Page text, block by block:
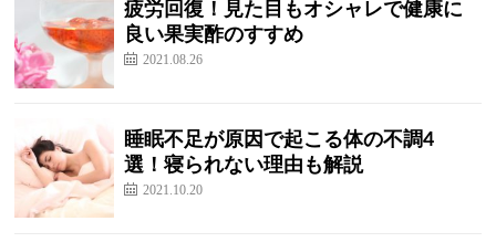
疲労回復！見た目もオシャレで健康に
良い果実酢のすすめ
2021.08.26
睡眠不足が原因で起こる体の不調4
選！寝られない理由も解説
2021.10.20